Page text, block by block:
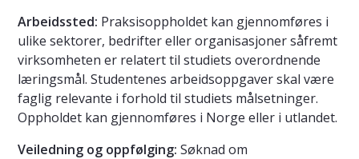
Arbeidssted: Praksisoppholdet kan gjennomføres i
ulike sektorer, bedrifter eller organisasjoner såfremt
virksomheten er relatert til studiets overordnende
læringsmål. Studentenes arbeidsoppgaver skal være
faglig relevante i forhold til studiets målsetninger.
Oppholdet kan gjennomføres i Norge eller i utlandet.
Veiledning og oppfølging: Søknad om